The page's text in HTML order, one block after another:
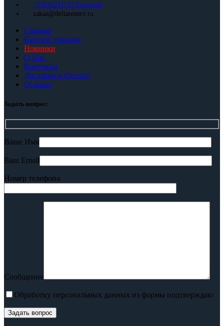
+79110211133 Евгений
zakaz@deltarezerv.ru
Главная
Каталог товаров
Новинки
О Нас
Контакты
Доставка и Оплата
Отзывы
Задать вопрос:
Ваше Имя
Ваш Email
Номер телефона
Сообщение
Обработку персональных данных из формы подтверждаю